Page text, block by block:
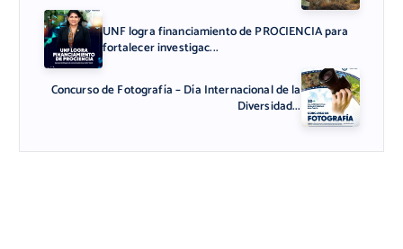
UNF logra financiamiento de PROCIENCIA para
fortalecer investigac...
Concurso de Fotografía – Día Internacional de la
Diversidad...